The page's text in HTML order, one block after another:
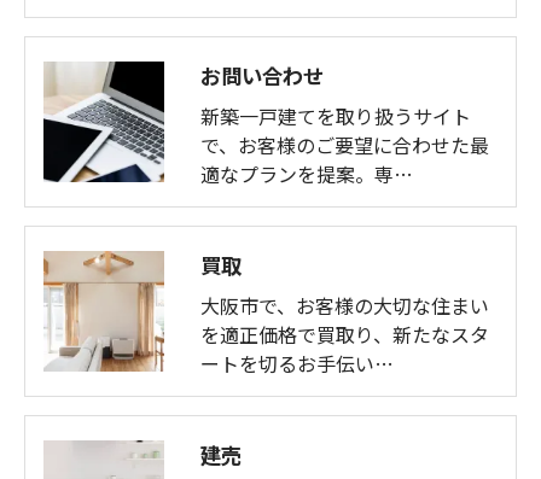
お問い合わせ
新築一戸建てを取り扱うサイト
で、お客様のご要望に合わせた最
適なプランを提案。専…
買取
大阪市で、お客様の大切な住まい
を適正価格で買取り、新たなスタ
ートを切るお手伝い…
建売